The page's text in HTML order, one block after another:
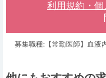
利用規約・
募集職種:【常勤医師】血液